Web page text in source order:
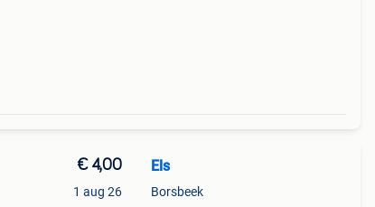
€ 4,00
1 aug 26
Els
Borsbeek